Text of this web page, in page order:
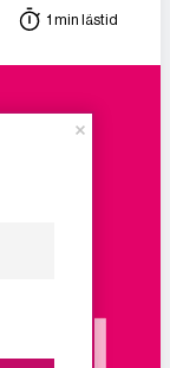
1 min lästid